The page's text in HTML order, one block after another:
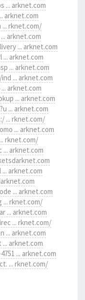
... arknet.com
arknet.com
rknet.com/
arknet.com
... arknet.com
arknet.com
... arknet.com
... arknet.com
arknet.com
... arknet.com
... arknet.com
... rknet.com/
... arknet.com
rknet.com/
arknet.com
arknet.com
... arknet.com
rknet.com/
... arknet.com
... rknet.com/
... arknet.com
arknet.com
... arknet.com
... rknet.com/